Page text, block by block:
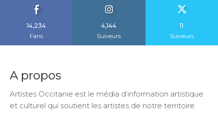
14,234
Fans
4,144
Suiveurs
11
Suiveurs
A propos
Artistes Occitanie est le média d’information artistique
et culturel qui soutient les artistes de notre territoire.